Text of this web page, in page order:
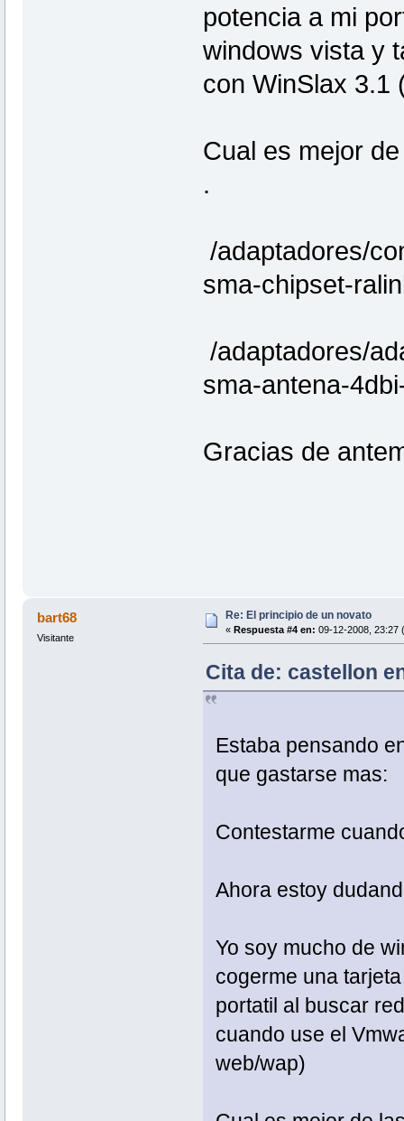
potencia a mi
windows vista y
con WinSlax 3.1
Cual es mejor
.
/adaptadores/
sma-chipset-
/adaptadores/
sma-antena-
Gracias de
bart68
Visitante
Re: El principio de un novato
« Respuesta #4 en: 09-12-2008, 23:27
Cita de: castellon
Estaba pensando
que gastarse mas:
Contestarme
Ahora estoy
Yo soy mucho de
cogerme una
portatil al buscar
cuando use el
web/wap)